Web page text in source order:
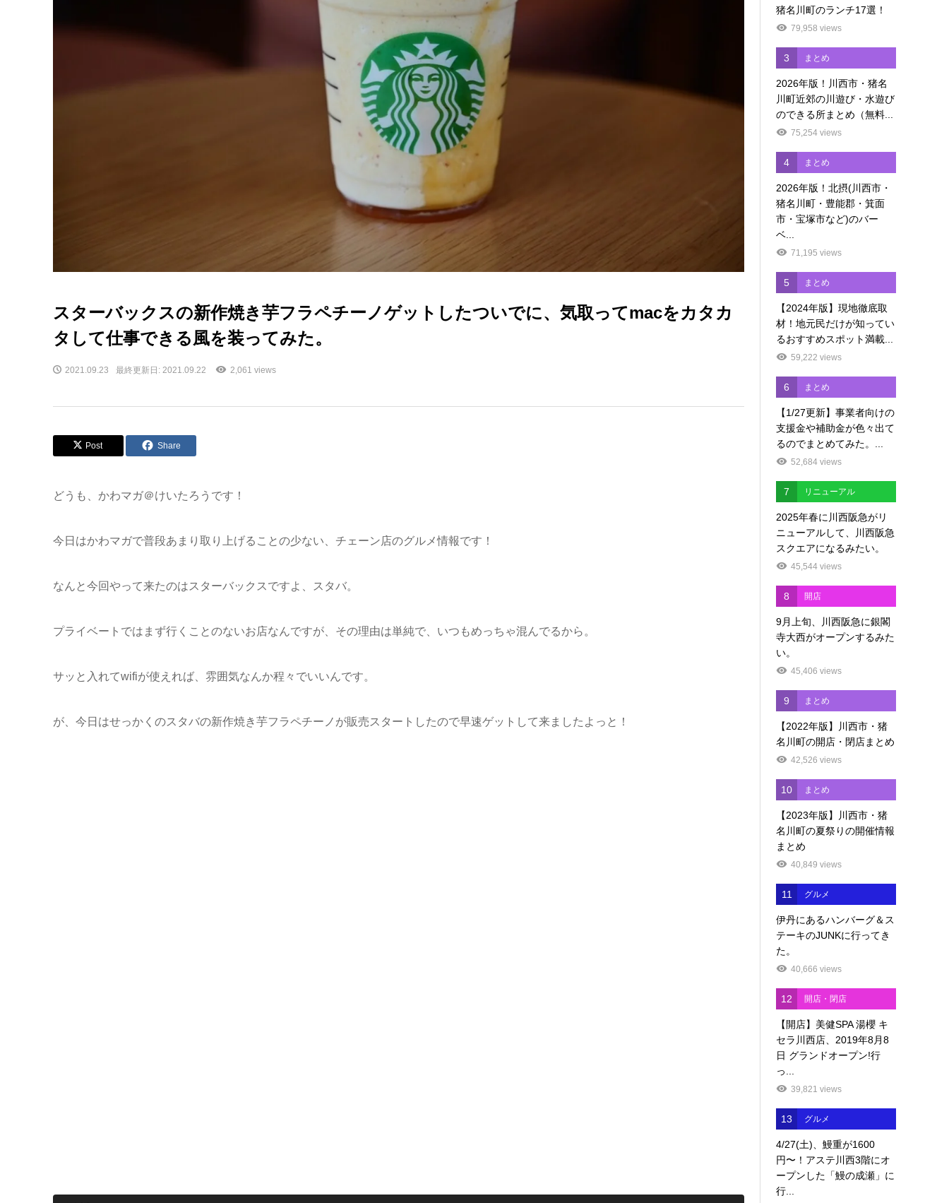
スターバックスの新作焼き芋フラペチーノゲットしたついでに、気取ってmacをカタカ
タして仕事できる風を装ってみた。
2021.09.23 最終更新日: 2021.09.22 2,061 views
Post Share
どうも、かわマガ＠けいたろうです！
今日はかわマガで普段あまり取り上げることの少ない、チェーン店のグルメ情報です！
なんと今回やって来たのはスターバックスですよ、スタバ。
プライベートではまず行くことのないお店なんですが、その理由は単純で、いつもめっちゃ混んでるから。
サッと入れてwifiが使えれば、雰囲気なんか程々でいいんです。
が、今日はせっかくのスタバの新作焼き芋フラペチーノが販売スタートしたので早速ゲットして来ましたよっと！
猪名川町のランチ17選！
79,958 views
3 まとめ
2026年版！川西市・猪名
川町近郊の川遊び・水遊び
のできる所まとめ（無料...
75,254 views
4 まとめ
2026年版！北摂(川西市・
猪名川町・豊能郡・箕面
市・宝塚市など)のバー
ベ...
71,195 views
5 まとめ
【2024年版】現地徹底取
材！地元民だけが知ってい
るおすすめスポット満載...
59,222 views
6 まとめ
【1/27更新】事業者向けの
支援金や補助金が色々出て
るのでまとめてみた。...
52,684 views
7 リニューアル
2025年春に川西阪急がリ
ニューアルして、川西阪急
スクエアになるみたい。
45,544 views
8 開店
9月上旬、川西阪急に銀閣
寺大西がオープンするみた
い。
45,406 views
9 まとめ
【2022年版】川西市・猪
名川町の開店・閉店まとめ
42,526 views
10 まとめ
【2023年版】川西市・猪
名川町の夏祭りの開催情報
まとめ
40,849 views
11 グルメ
伊丹にあるハンバーグ＆ス
テーキのJUNKに行ってき
た。
40,666 views
12 開店・閉店
【開店】美健SPA 湯櫻 キ
セラ川西店、2019年8月8
日 グランドオープン!行
っ...
39,821 views
13 グルメ
4/27(土)、鰻重が1600
円〜！アステ川西3階にオ
ープンした「鰻の成瀬」に
行...